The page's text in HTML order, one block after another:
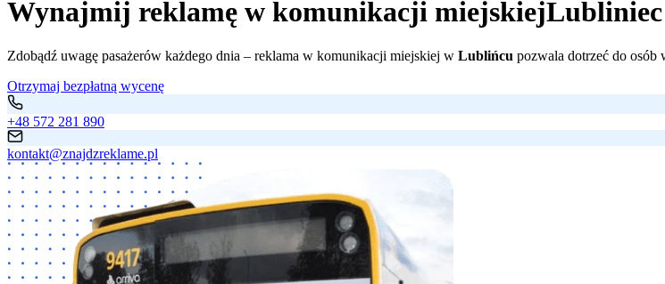
Wynajmij reklamę w komunikacji miejskiejLubliniec
Zdobądź uwagę pasażerów każdego dnia – reklama w komunikacji miejskiej w Lublińcu pozwala dotrzeć do osób
Otrzymaj bezpłatną wycenę
+48 572 281 890
kontakt@znajdzreklame.pl